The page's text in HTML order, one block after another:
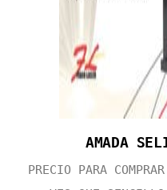
AMADA
PRECIO PARA